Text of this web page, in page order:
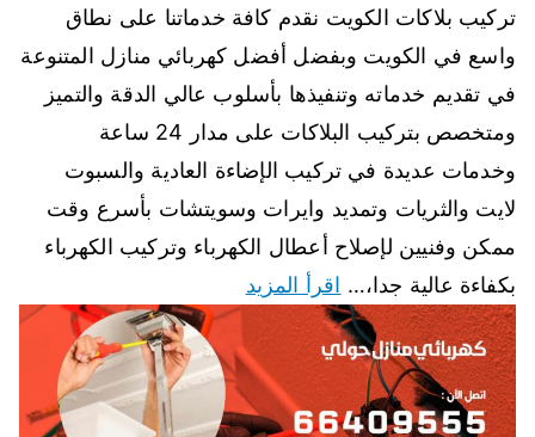
تركيب بلاكات الكويت نقدم كافة خدماتنا على نطاق
واسع في الكويت وبفضل أفضل كهربائي منازل المتنوعة
في تقديم خدماته وتنفيذها بأسلوب عالي الدقة والتميز
ومتخصص بتركيب البلاكات على مدار 24 ساعة
وخدمات عديدة في تركيب الإضاءة العادية والسبوت
لايت والثريات وتمديد وايرات وسويتشات بأسرع وقت
ممكن وفنيين لإصلاح أعطال الكهرباء وتركيب الكهرباء
بكفاءة عالية جدا،… اقرأ المزيد